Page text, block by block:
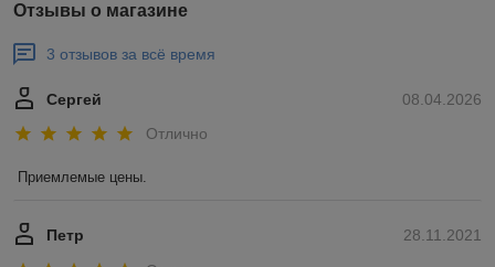
Отзывы о магазине
3 отзывов за всё время
08.04.2026
Сергей
Отлично
Приемлемые цены.
28.11.2021
Петр